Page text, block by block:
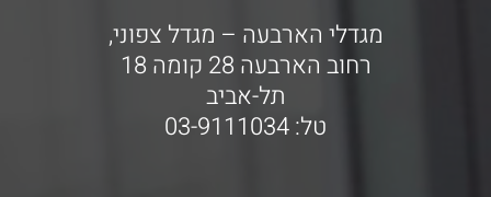
מגדלי הארבעה – מגדל צפוני,
רחוב הארבעה 28 קומה 18
תל-אביב
טל: 03-9111034